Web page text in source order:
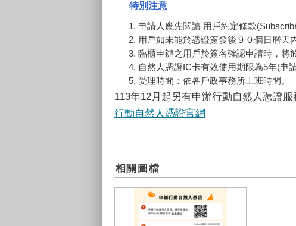
特別注意
申請人應先閱讀 用戶約定條款
用戶如未能於憑證簽發後９０個日曆天
臨櫃申辦之用戶於簽名確認申請時，將
自然人憑證IC卡有效使用期限為5年(申
受理時間：依各戶政事務所上班時間。
113年12月起另有申辦行動自然人憑證服
行動自然人憑證官網
相關圖檔